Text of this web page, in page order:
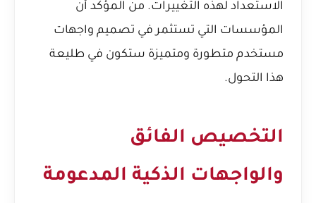
الاستعداد لهذه التغييرات. من المؤكد أن
المؤسسات التي تستثمر في تصميم واجهات
مستخدم متطورة ومتميزة ستكون في طليعة
هذا التحول.
التخصيص الفائق
والواجهات الذكية المدعومة